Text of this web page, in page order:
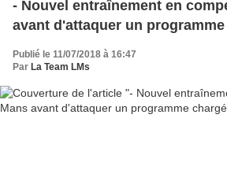
- Nouvel entraînement en
avant d'attaquer un
Publié le 11/07/2018 à 16:47
Par La Team LMs